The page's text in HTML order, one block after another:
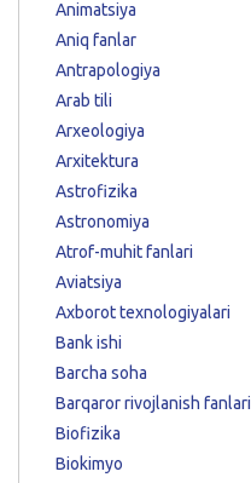
Animatsiya
Aniq fanlar
Antrapologiya
Arab tili
Arxeologiya
Arxitektura
Astrofizika
Astronomiya
Atrof-muhit fanlari
Aviatsiya
Axborot texnologiyalari
Bank ishi
Barcha soha
Barqaror rivojlanish fanlari
Biofizika
Biokimyo